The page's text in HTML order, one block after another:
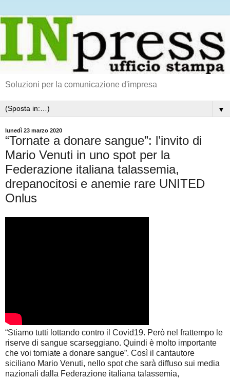
Soluzioni per la comunicazione d'impresa
▼
lunedì 23 marzo 2020
“Tornate a donare sangue”: l’invito di
Mario Venuti in uno spot per la
Federazione italiana talassemia,
drepanocitosi e anemie rare UNITED
Onlus
“Stiamo tutti lottando contro il Covid19. Però nel frattempo le
riserve di sangue scarseggiano. Quindi è molto importante
che voi torniate a donare sangue”. Così il cantautore
siciliano Mario Venuti, nello spot che sarà diffuso sui media
nazionali dalla Federazione italiana talassemia,